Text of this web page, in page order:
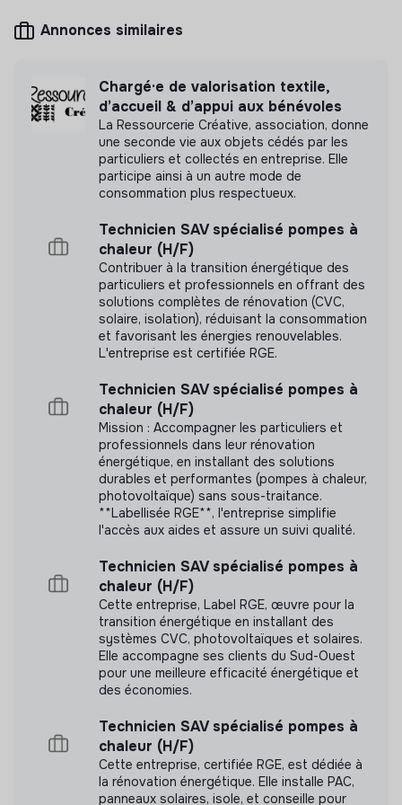
tu as déjà utilisé un CRM (Hubspot par exemple)
tu parles anglais
💡 Pourquoi nous rejoindre ?
Tu travailles sur un projet qui a du sens
Tu vois concrètement l’impact de ton travail
Tu montes en compétences très vite (CSM, Product
Owner…)
Tu es en contact direct avec les utilisateurs
Tu rejoins une équipe engagée, bienveillante et
dynamique
Tu souhaites postuler ?
CV + une lettre de motivation____
En savoir plus sur Cantoo 💜
Cantoo Scribe, le logiciel pour l’école inclusive !
Cantoo Scribe permet à tous les élèves du primaire,
collège, lycée et formation professionnelle à besoins
éducatifs particuliers de noter et gérer les cours grâce
pour les troubles de l’apprentissage (DYS, autisme,
TDA/H). Avec son interface intuitive et sa palette
d’outils pour toutes les matières, les élèves peuvent
désormais vivre leur scolarité en toute sérénité.
L’élève gagne en autonomie grâce aux outils de
compensation à l’école et à la maison.
méthodologie de l’enseignant et la rend dorénavant
accessible à tous.
Cantoo Scribe, c’est permettre à chaque élève de
Mesure d'impact
Labels et certifications
France.
Documents
transparence
Annonces similaires
Chargé·e de valorisation textile,
d’accueil & d’appui aux bénévoles
La Ressourcerie Créative, association, donne
une seconde vie aux objets cédés par les
particuliers et collectés en entreprise. Elle
participe ainsi à un autre mode de
consommation plus respectueux.
Technicien SAV spécialisé pompes à
chaleur (H/F)
Contribuer à la transition énergétique des
particuliers et professionnels en offrant des
solutions complètes de rénovation (CVC,
solaire, isolation), réduisant la consommation
et favorisant les énergies renouvelables.
L'entreprise est certifiée RGE.
Technicien SAV spécialisé pompes à
chaleur (H/F)
Mission : Accompagner les particuliers et
professionnels dans leur rénovation
énergétique, en installant des solutions
durables et performantes (pompes à chaleur,
photovoltaïque) sans sous-traitance.
**Labellisée RGE**, l'entreprise simplifie
l'accès aux aides et assure un suivi qualité.
Technicien SAV spécialisé pompes à
chaleur (H/F)
Cette entreprise, Label RGE, œuvre pour la
transition énergétique en installant des
systèmes CVC, photovoltaïques et solaires.
Elle accompagne ses clients du Sud-Ouest
pour une meilleure efficacité énergétique et
des économies.
Technicien SAV spécialisé pompes à
chaleur (H/F)
Cette entreprise, certifiée RGE, est dédiée à
la rénovation énergétique. Elle installe PAC,
panneaux solaires, isole, et conseille pour